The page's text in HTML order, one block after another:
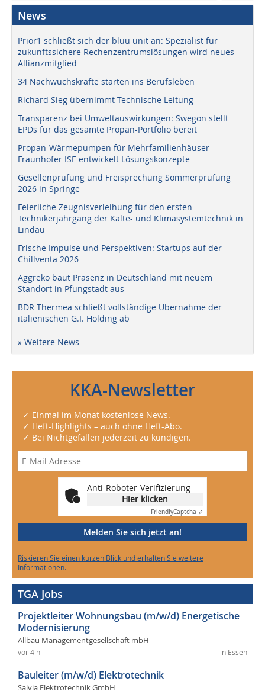
News
Prior1 schließt sich der bluu unit an: Spezialist für
zukunftssichere Rechenzentrumslösungen wird neues
Allianzmitglied
34 Nachwuchskräfte starten ins Berufsleben
Richard Sieg übernimmt Technische Leitung
Transparenz bei Umweltauswirkungen: Swegon stellt
EPDs für das gesamte Propan-Portfolio bereit
Propan-Wärmepumpen für Mehrfamilienhäuser –
Fraunhofer ISE entwickelt Lösungskonzepte
Gesellenprüfung und Freisprechung Sommerprüfung
2026 in Springe
Feierliche Zeugnisverleihung für den ersten
Technikerjahrgang der Kälte- und Klimasystemtechnik in
Lindau
Frische Impulse und Perspektiven: Startups auf der
Chillventa 2026
Aggreko baut Präsenz in Deutschland mit neuem
Standort in Pfungstadt aus
BDR Thermea schließt vollständige Übernahme der
italienischen G.I. Holding ab
» Weitere News
KKA-Newsletter
✓ Einmal im Monat kostenlose News.
✓ Heft-Highlights – auch ohne Heft-Abo.
✓ Bei Nichtgefallen jederzeit zu kündigen.
Anti-Roboter-Verifizierung
Hier klicken
FriendlyCaptcha ⇗
Melden Sie sich jetzt an!
Riskieren Sie einen kurzen Blick und erhalten Sie weitere
Informationen.
TGA Jobs
Projektleiter Wohnungsbau (m/w/d) Energetische
Modernisierung
Allbau Managementgesellschaft mbH
in Essen
vor 4 h
Bauleiter (m/w/d) Elektrotechnik
Salvia Elektrotechnik GmbH